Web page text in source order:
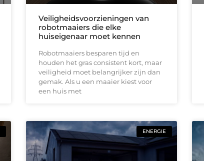
Veiligheidsvoorzieningen van
robotmaaiers die elke
huiseigenaar moet kennen
Robotmaaiers besparen tijd en
houden het gras consistent kort, maar
veiligheid moet belangrijker zijn dan
gemak. Als u een maaier kiest voor
een huis met
ENERGIE